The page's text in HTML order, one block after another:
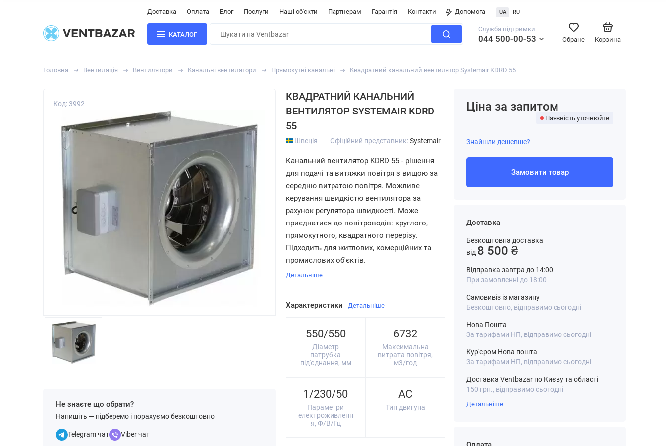
Доставка Оплата Блог Послуги Наші об'єкти Партнерам Гарантія Контакти Допомога UA RU
КАТАЛОГ
Служба підтримки
044 500-00-53 Корзина
Обране
Головна Вентиляція Вентилятори Канальні вентилятори Прямокутні канальні Квадратний канальний вентилятор Systemair KDRD 55
Код: 3992
Не знаєте що обрати?
Напишіть — підберемо і порахуємо безкоштовно
Telegram чат Viber чат
КВАДРАТНИЙ КАНАЛЬНИЙ
ВЕНТИЛЯТОР SYSTEMAIR KDRD
55
Швеція Офіційний представник:Systemair
Канальний вентилятор KDRD 55 - рішення
для подачі та витяжки повітря з вищою за
середню витратою повітря. Можливе
керування швидкістю вентилятора за
рахунок регулятора швидкості. Може
приєднатися до повітроводів: круглого,
прямокутного, квадратного перерізу.
Підходить для житлових, комерційних та
промислових об'єктів.
Детальніше
Характеристики Детальніше
550/550
Діаметр
патрубка
під'єднання, мм
6732
Максимальна
витрата повітря,
м3/год
1/230/50
Параметри
електроживленн
я, Ф/В/Гц
AC
Тип двигуна
Ціна за запитом
Наявність уточнюйте
Знайшли дешевше?
Замовити товар
Доставка
Безкоштовна доставка
від 8 500 ₴
Відправка завтра до 14:00
При замовленні до 18:00
Самовивіз із магазину
Безкоштовно, відправимо сьогодні
Нова Пошта
За тарифами НП, відправимо сьогодні
Кур'єром Нова пошта
За тарифами НП, відправимо сьогодні
Доставка Ventbazar по Києву та області
150 грн., відправимо сьогодні
Детальніше